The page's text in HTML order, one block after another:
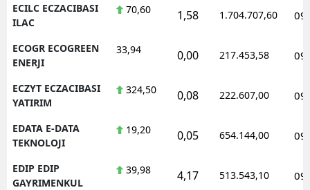
ECILC ECZACIBASI
ILAC
70,60 1,58 1.704.707,60
ECOGR ECOGREEN
ENERJI
33,94 0,00 217.453,58
ECZYT ECZACIBASI
YATIRIM
324,50 0,08 222.607,00
EDATA E-DATA
TEKNOLOJI
19,20 0,05 654.144,00
EDIP EDIP
GAYRIMENKUL
39,98 4,17 513.543,10